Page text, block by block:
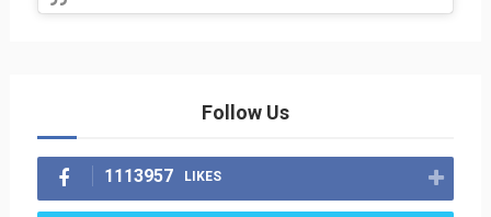
Follow Us
1113957 LIKES